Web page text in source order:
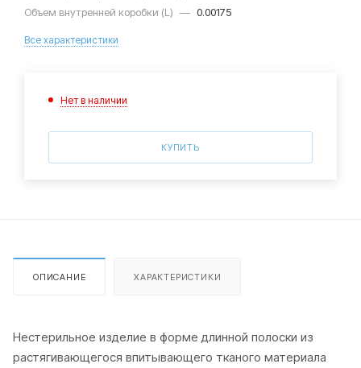
Объем внутренней коробки (L) — 0.00175
Все характеристики
Нет в наличии
КУПИТЬ
ОПИСАНИЕ ХАРАКТЕРИСТИКИ
Нестерильное изделие в форме длинной полоски из
растягивающегося впитывающего тканого материала